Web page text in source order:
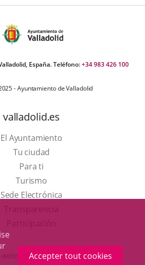
Accepter tout cookies
España. Teléfono:+34 983 426 100
- Ayuntamiento de Valladolid
valladolid.es
El Ayuntamiento
Tu ciudad
Para ti
TurismoEste
enlace
una
Sede Electrónica
externa.
webs del ayuntamiento